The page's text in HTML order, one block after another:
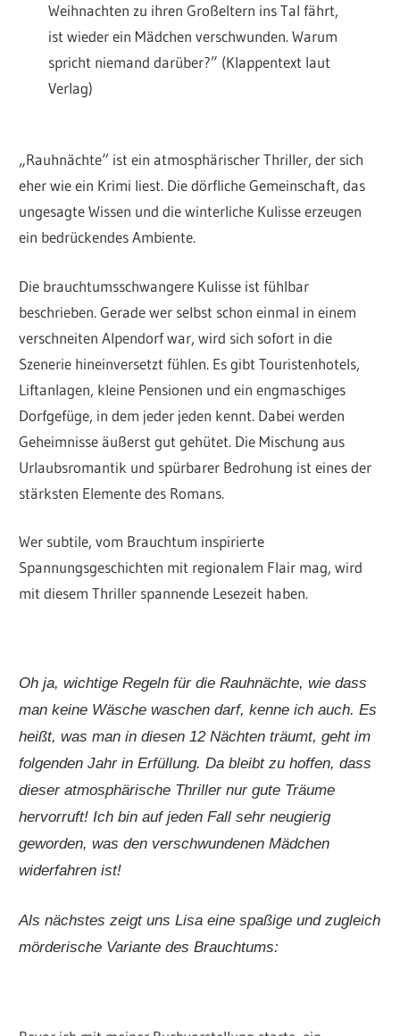
Weihnachten zu ihren Großeltern ins Tal fährt,
ist wieder ein Mädchen verschwunden. Warum
spricht niemand darüber?” (Klappentext laut
Verlag)
„Rauhnächte“ ist ein atmosphärischer Thriller, der sich
eher wie ein Krimi liest. Die dörfliche Gemeinschaft, das
ungesagte Wissen und die winterliche Kulisse erzeugen
ein bedrückendes Ambiente.
Die brauchtumsschwangere Kulisse ist fühlbar
beschrieben. Gerade wer selbst schon einmal in einem
verschneiten Alpendorf war, wird sich sofort in die
Szenerie hineinversetzt fühlen. Es gibt Touristenhotels,
Liftanlagen, kleine Pensionen und ein engmaschiges
Dorfgefüge, in dem jeder jeden kennt. Dabei werden
Geheimnisse äußerst gut gehütet. Die Mischung aus
Urlaubsromantik und spürbarer Bedrohung ist eines der
stärksten Elemente des Romans.
Wer subtile, vom Brauchtum inspirierte
Spannungsgeschichten mit regionalem Flair mag, wird
mit diesem Thriller spannende Lesezeit haben.
Oh ja, wichtige Regeln für die Rauhnächte, wie dass
man keine Wäsche waschen darf, kenne ich auch. Es
heißt, was man in diesen 12 Nächten träumt, geht im
folgenden Jahr in Erfüllung. Da bleibt zu hoffen, dass
dieser atmosphärische Thriller nur gute Träume
hervorruft! Ich bin auf jeden Fall sehr neugierig
geworden, was den verschwundenen Mädchen
widerfahren ist!
Als nächstes zeigt uns Lisa eine spaßige und zugleich
mörderische Variante des Brauchtums: